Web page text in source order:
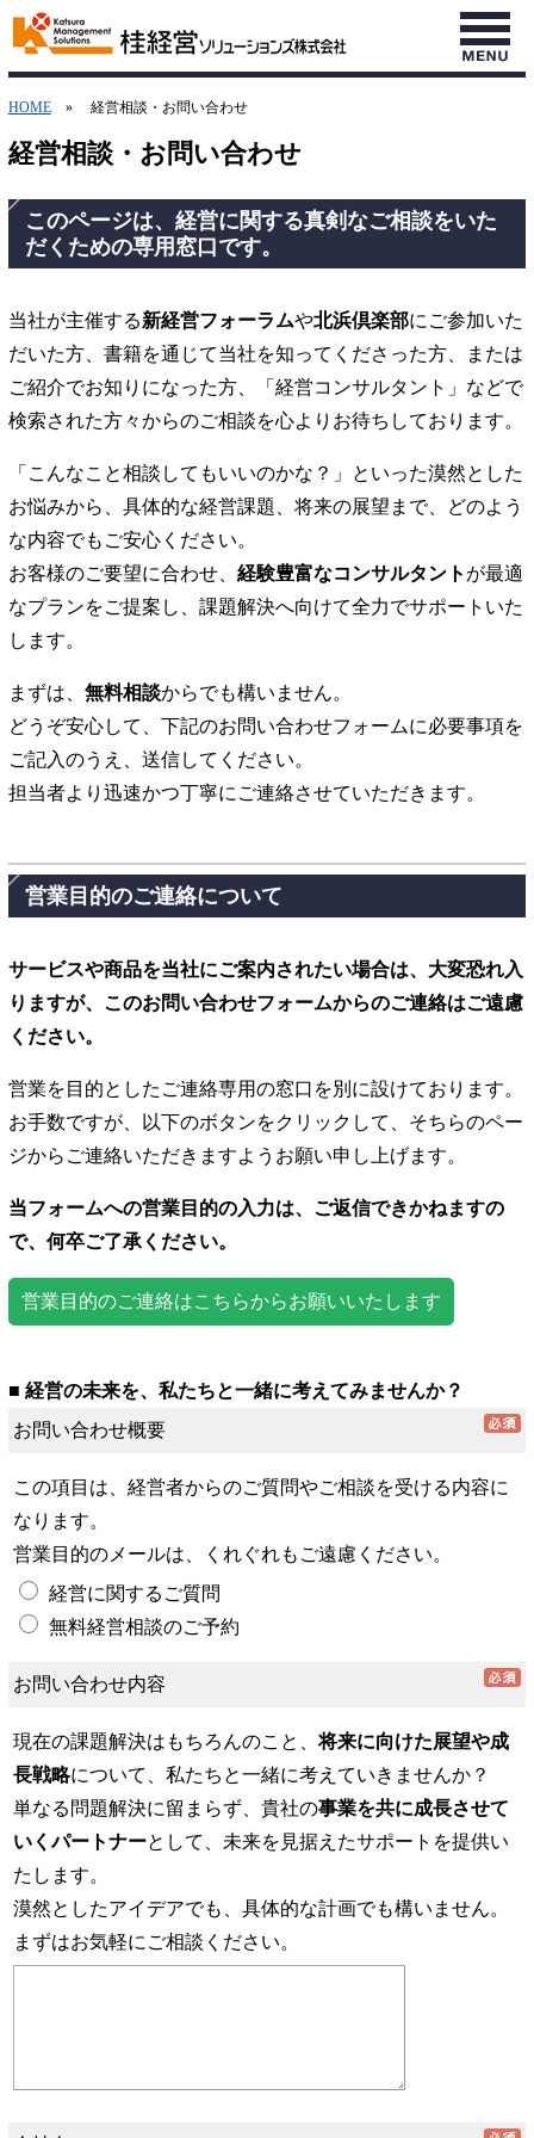
HOME» 経営相談・お問い合わせ
経営相談・お問い合わせ
このページは、経営に関する真剣なご相談をいた
だくための専用窓口です。
当社が主催する新経営フォーラムや北浜倶楽部にご参加いた
だいた方、書籍を通じて当社を知ってくださった方、または
ご紹介でお知りになった方、「経営コンサルタント」などで
検索された方々からのご相談を心よりお待ちしております。
「こんなこと相談してもいいのかな？」といった漠然とした
お悩みから、具体的な経営課題、将来の展望まで、どのよう
な内容でもご安心ください。
お客様のご要望に合わせ、 経験豊富なコンサルタント が最適
なプランをご提案し、課題解決へ向けて全力でサポートいた
します。
まずは、 無料相談からでも構いません。
どうぞ安心して、下記のお問い合わせフォームに必要事項を
ご記入のうえ、送信してください。
担当者より迅速かつ丁寧にご連絡させていただきます。
営業目的のご連絡について
サービスや商品を当社にご案内されたい場合は、大変恐れ入
りますが、このお問い合わせフォームからのご連絡はご遠慮
ください。
営業を目的としたご連絡専用の窓口を別に設けております。
お手数ですが、以下のボタンをクリックして、そちらのペー
ジからご連絡いただきますようお願い申し上げます。
当フォームへの営業目的の入力は、ご返信できかねますの
で、何卒ご了承ください。
営業目的のご連絡はこちらからお願いいたします
■ 経営の未来を、私たちと一緒に考えてみませんか？
お問い合わせ概要
この項目は、経営者からのご質問やご相談を受ける内容に
なります。
営業目的のメールは、くれぐれもご遠慮ください。
経営に関するご質問
無料経営相談のご予約
お問い合わせ内容
現在の課題解決はもちろんのこと、将来に向けた展望や成
長戦略について、私たちと一緒に考えていきませんか？
単なる問題解決に留まらず、貴社の事業を共に成長させて
いくパートナーとして、未来を見据えたサポートを提供い
たします。
漠然としたアイデアでも、具体的な計画でも構いません。
まずはお気軽にご相談ください。